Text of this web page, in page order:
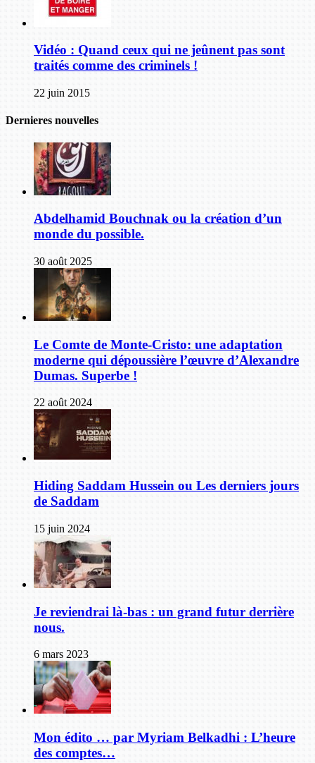
Vidéo : Quand ceux qui ne jeûnent pas sont
traités comme des criminels !
22 juin 2015
Dernieres nouvelles
Abdelhamid Bouchnak ou la création d’un
monde du possible.
30 août 2025
Le Comte de Monte-Cristo: une adaptation
moderne qui dépoussière l’œuvre d’Alexandre
Dumas. Superbe !
22 août 2024
Hiding Saddam Hussein ou Les derniers jours
de Saddam
15 juin 2024
Je reviendrai là-bas : un grand futur derrière
nous.
6 mars 2023
Mon édito … par Myriam Belkadhi : L’heure
des comptes…